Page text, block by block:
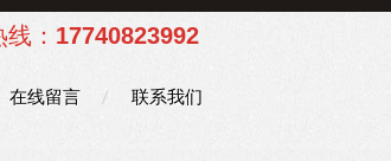
： 17740823992
在线留言 联系我们